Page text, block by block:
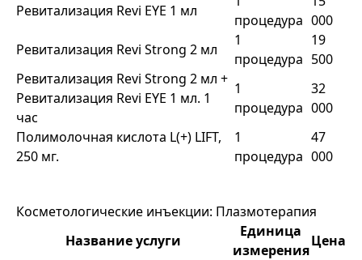
Ревитализация Revi EYE 1 мл
процедура 000
Ревитализация Revi Strong 2 мл
1
процедура
19
500
Ревитализация Revi Strong 2 мл +
Ревитализация Revi EYE 1 мл. 1
час
1
процедура
32
000
Полимолочная кислота L(+) LIFT,
250 мг.
1
процедура
47
000
Косметологические инъекции: Плазмотерапия
Название услуги
Единица
измерения
Цена